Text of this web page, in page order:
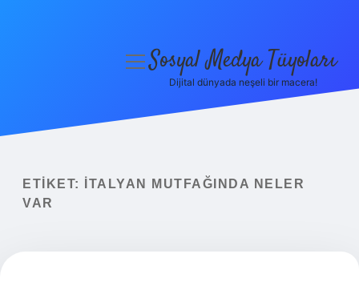
Yasal Uyarı
menüyüSosyal Medya Tüyoları
Dijital dünyada neşeli bir macera!
ETIKET:
İTALYAN MUTFAĞINDA NELER
VAR